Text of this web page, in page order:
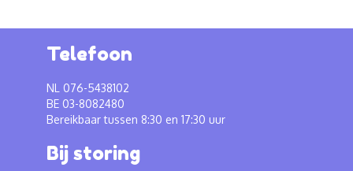
Telefoon
NL 076-5438102
BE 03-8082480
Bereikbaar tussen 8:30 en 17:30 uur
Bij storing